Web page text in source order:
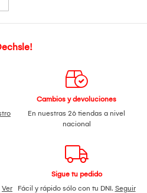
Cambios y devoluciones
En nuestras 26 tiendas a nivel
nacional
Ver
Sigue tu pedido
Fácil y rápido sólo con tu DNI. Seguir